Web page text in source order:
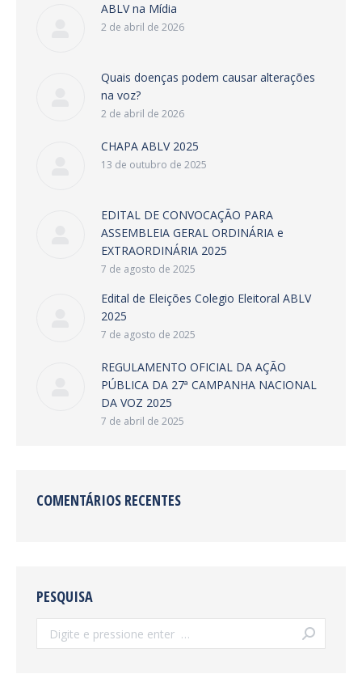
ABLV na Mídia
2 de abril de 2026
Quais doenças podem causar alterações
na voz?
2 de abril de 2026
CHAPA ABLV 2025
13 de outubro de 2025
EDITAL DE CONVOCAÇÃO PARA
ASSEMBLEIA GERAL ORDINÁRIA e
EXTRAORDINÁRIA 2025
7 de agosto de 2025
Edital de Eleições Colegio Eleitoral ABLV
2025
7 de agosto de 2025
REGULAMENTO OFICIAL DA AÇÃO
PÚBLICA DA 27ª CAMPANHA NACIONAL
DA VOZ 2025
7 de abril de 2025
COMENTÁRIOS RECENTES
PESQUISA
Search: